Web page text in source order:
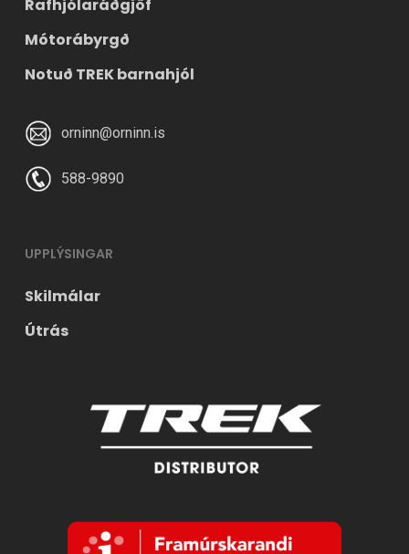
Rafhjólaráðgjöf
Mótorábyrgð
Notuð TREK barnahjól
orninn@orninn.is
588-9890
UPPLÝSINGAR
Skilmálar
Útrás